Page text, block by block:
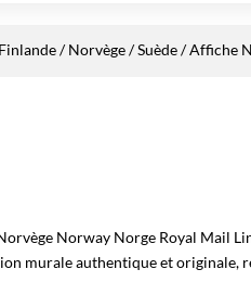
/ Norvège / Suède/ Affiche
Norway Norge Royal Mail
murale authentique et originale,